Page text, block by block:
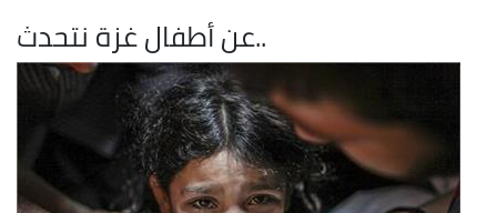
..عن أطفال غزة نتحدث
Image